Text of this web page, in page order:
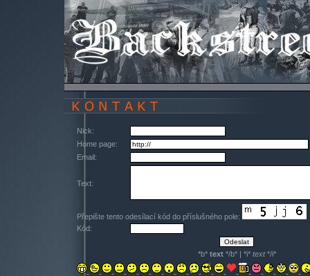
Nick:
Home page:
Email:
Text:
Přepište tento odesílací kód do příslušného pole:
Kód:
*b* text*/b* | *i* text*/i*